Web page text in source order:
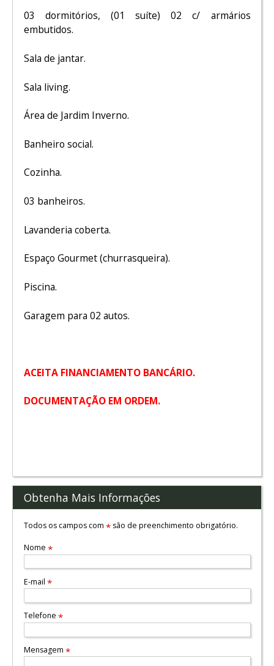
03 dormitórios, (01 suíte) 02 c/ armários
embutidos.
Sala de jantar.
Sala living.
Área de Jardim Inverno.
Banheiro social.
Cozinha.
03 banheiros.
Lavanderia coberta.
Espaço Gourmet (churrasqueira).
Piscina.
Garagem para 02 autos.
ACEITA FINANCIAMENTO BANCÁRIO.
DOCUMENTAÇÃO EM ORDEM.
Obtenha Mais Informações
Todos os campos com *são de preenchimento obrigatório.
Nome *
E-mail *
Telefone *
Mensagem *